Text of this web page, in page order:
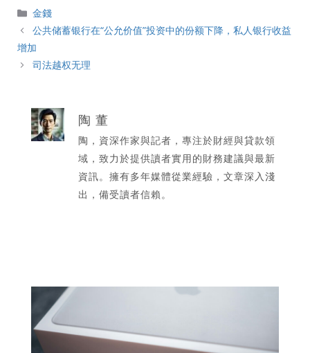
分
類
金錢
公共储蓄银行在“公允价值”投资中的份额下降，私人银行收益
增加
司法越权无理
陶 董
陶，資深作家與記者，專注於財經與貸款領
域，致力於提供讀者實用的財務建議與最新
資訊。擁有多年媒體從業經驗，文章深入淺
出，備受讀者信賴。